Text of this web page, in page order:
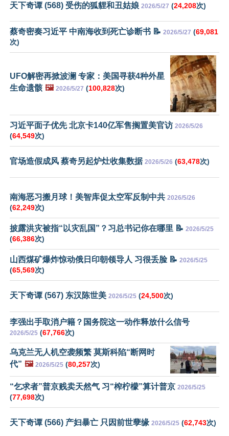
天下奇谭 (568) 受伤的狐貍和丑姑娘 2026/5/27 (24,208次)
蔡奇密奏习近平 中南海收到死亡诊断书 📝 2026/5/27 (69,081
次)
UFO解密再掀波澜 专家：美国寻获4种外星
生命遗骸 🖼️ 2026/5/27 (100,828次)
习近平面子优先 北京卡140亿军售搁置美官访 2026/5/26
(64,549次)
官场造假成风 蔡奇另起炉灶收集数据 2026/5/26 (63,478次)
南海恶习搬月球！美智库促太空军反制中共 2026/5/26
(62,249次)
披露洪灾被指“以灾乱国”？习总书记你在哪里 📝 2026/5/25
(66,386次)
山西煤矿爆炸惊动俄日印朝领导人 习很丢脸 📝 2026/5/25
(65,569次)
天下奇谭 (567) 东汉陈世美 2026/5/25 (24,500次)
李强出手取消户籍？国务院这一动作释放什么信号
2026/5/25 (67,766次)
乌克兰无人机空袭频繁 莫斯科陷“断网时
代” 🖼️ 2026/5/25 (80,257次)
“乞求者”普京贱卖天然气 习“榨柠檬”算计普京 2026/5/25
(77,698次)
天下奇谭 (566) 产妇暴亡 只因前世孽缘 2026/5/25 (62,743次)